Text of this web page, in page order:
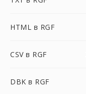
HTML в RGF
CSV в RGF
DBK в RGF